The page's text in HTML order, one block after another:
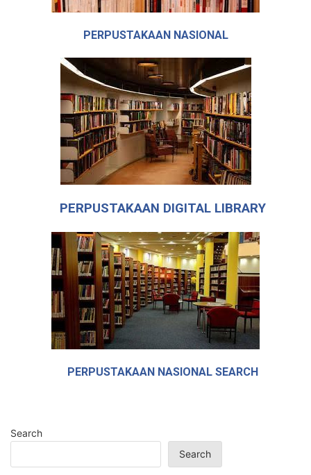
PERPUSTAKAAN NASIONAL
PERPUSTAKAAN DIGITAL LIBRARY
PERPUSTAKAAN NASIONAL SEARCH
Search
Search